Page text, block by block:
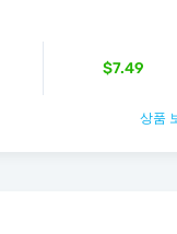
$7.49
상품